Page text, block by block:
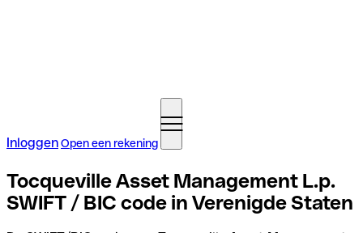
InloggenOpen een rekening
Tocqueville Asset Management L.p.
SWIFT / BIC code in Verenigde Staten